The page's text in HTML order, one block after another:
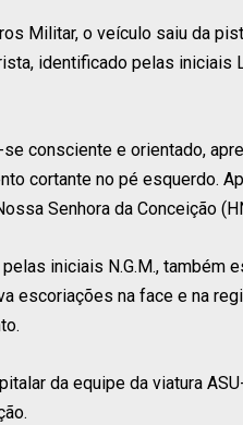
Militar, o veículo saiu da
identificado pelas iniciais
se consciente e orientado,
cortante no pé esquerdo.
Senhora da Conceição
iniciais N.G.M., também
escoriações na face e na
da equipe da viatura